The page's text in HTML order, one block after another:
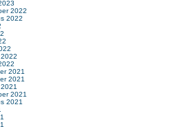
2022
2022
2021
2021
2021
2021